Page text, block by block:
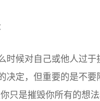
时候对自己或他人过于
决定，但重要的是不要
只是摧毁你所有的想